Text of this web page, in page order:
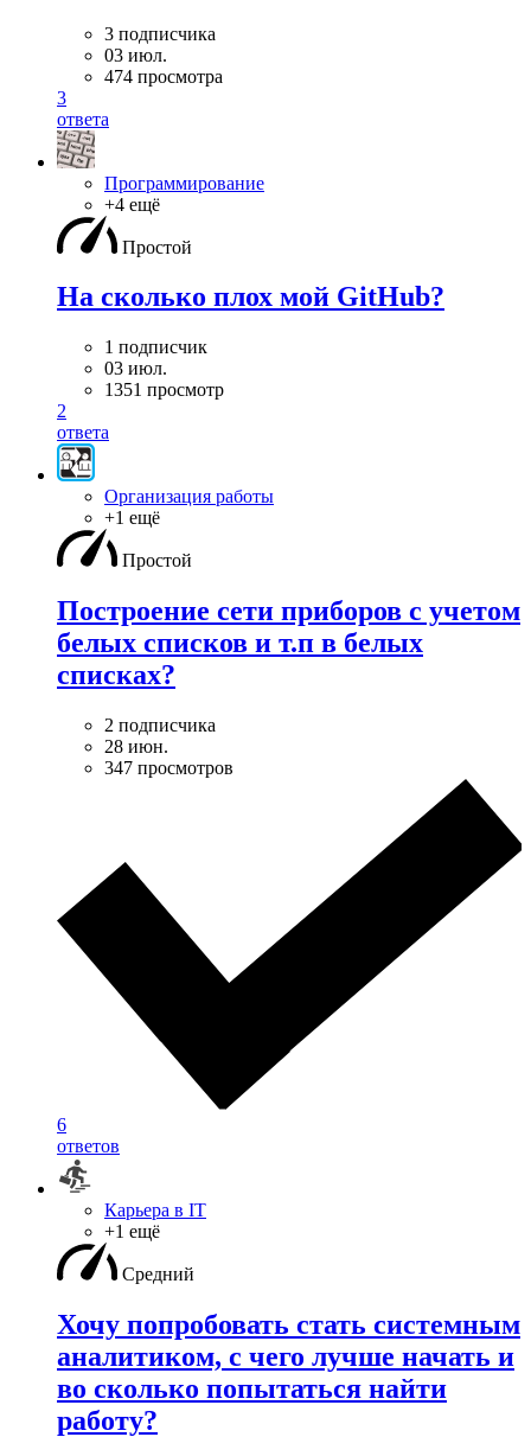
3 подписчика
03 июл.
474 просмотра
3
ответа
Программирование
+4 ещё
Простой
На сколько плох мой GitHub?
1 подписчик
03 июл.
1351 просмотр
2
ответа
Организация работы
+1 ещё
Простой
Построение сети приборов с учетом
белых списков и т.п в белых
списках?
2 подписчика
28 июн.
347 просмотров
6
ответов
Карьера в IT
+1 ещё
Средний
Хочу попробовать стать системным
аналитиком, с чего лучше начать и
во сколько попытаться найти
работу?